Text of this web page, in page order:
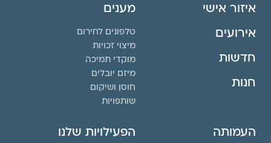
איזור אישי
אירועים
חדשות
חנות
מענים
טלפונים לחירום
מיצוי זכויות
מוקדי תמיכה
מיזם יובלים
חוסן ושיקום
שותפויות
העמותה הפעילויות שלנו